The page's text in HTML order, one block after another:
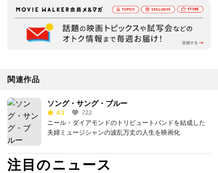
関連作品
ソング・サング・ブルー
4.1 722
ニール・ダイアモンドのトリビュートバンドを結成した
夫婦ミュージシャンの波乱万丈の人生を映画化
注目のニュース